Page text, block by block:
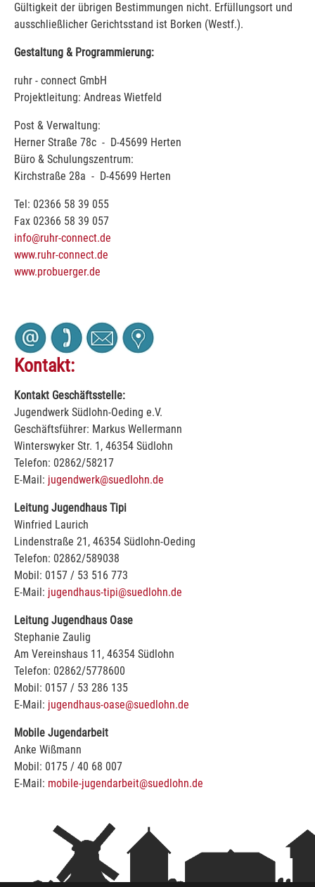
Gültigkeit der übrigen Bestimmungen nicht. Erfüllungsort und
ausschließlicher Gerichtsstand ist Borken (Westf.).
Gestaltung & Programmierung:
ruhr - connect GmbH
Projektleitung: Andreas Wietfeld
Post & Verwaltung:
Herner Straße 78c - D-45699 Herten
Büro & Schulungszentrum:
Kirchstraße 28a - D-45699 Herten
Tel: 02366 58 39 055
Fax 02366 58 39 057
info@ruhr-connect.de
www.ruhr-connect.de
www.probuerger.de
Kontakt:
Kontakt Geschäftsstelle:
Jugendwerk Südlohn-Oeding e.V.
Geschäftsführer: Markus Wellermann
Winterswyker Str. 1, 46354 Südlohn
Telefon: 02862/58217
E-Mail: jugendwerk@suedlohn.de
Leitung Jugendhaus Tipi
Winfried Laurich
Lindenstraße 21, 46354 Südlohn-Oeding
Telefon: 02862/589038
Mobil: 0157 / 53 516 773
E-Mail: jugendhaus-tipi@suedlohn.de
Leitung Jugendhaus Oase
Stephanie Zaulig
Am Vereinshaus 11, 46354 Südlohn
Telefon: 02862/5778600
Mobil: 0157 / 53 286 135
E-Mail: jugendhaus-oase@suedlohn.de
Mobile Jugendarbeit
Anke Wißmann
Mobil: 0175 / 40 68 007
E-Mail: mobile-jugendarbeit@suedlohn.de